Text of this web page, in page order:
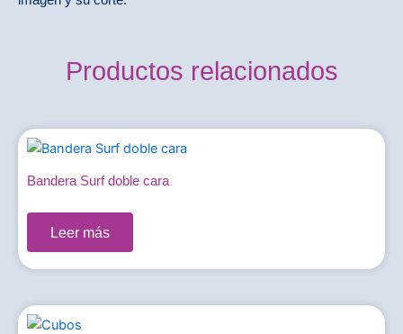
Productos relacionados
Bandera Surf doble cara
Leer más